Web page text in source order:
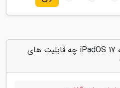
دیدگاه های مرتبط با "اپل به iPadOS 17 چه قابلیت های